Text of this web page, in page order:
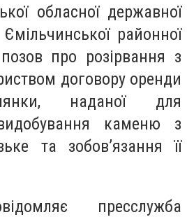
обласної державної
Ємільчинської районної
про розірвання з
договору оренди
наданої для
каменю з
та зобов’язання її
пресслужба